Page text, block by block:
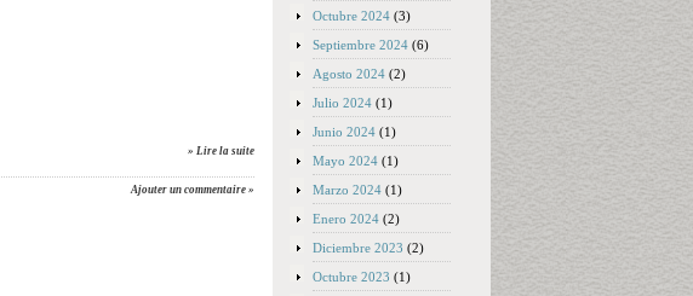
» Lire la suite
Ajouter un commentaire »
Octubre 2024 (3)
Septiembre 2024 (6)
Agosto 2024 (2)
Julio 2024 (1)
Junio 2024 (1)
Mayo 2024 (1)
Marzo 2024 (1)
Enero 2024 (2)
Diciembre 2023 (2)
Octubre 2023 (1)